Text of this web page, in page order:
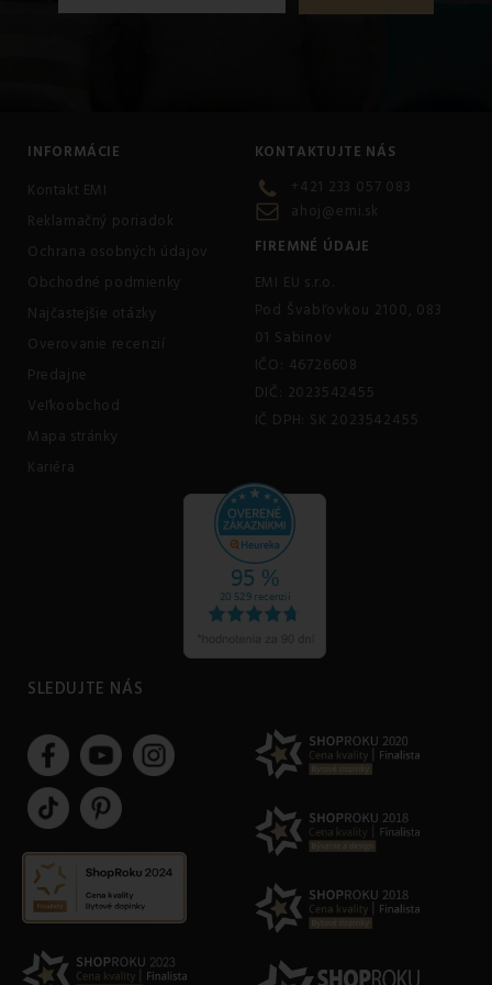
INFORMÁCIE
Kontakt EMI
Reklamačný poriadok
Ochrana osobných údajov
Obchodné podmienky
Najčastejšie otázky
Overovanie recenzií
Predajne
Veľkoobchod
Mapa stránky
Kariéra
KONTAKTUJTE NÁS
+421 233 057 083
ahoj@emi.sk
FIREMNÉ ÚDAJE
EMI EU s.r.o.
Pod Švabľovkou 2100, 083
01 Sabinov
IČO: 46726608
DIČ: 2023542455
IČ DPH: SK 2023542455
SLEDUJTE NÁS